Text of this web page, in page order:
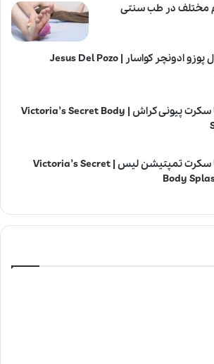
مختلف در طب سنتی
عطر ادکلن جسوس دل پوزو ادونچر کواسار | Jesus Del Pozo
بادی اسپلش ویکتوریا سکرت پیونی کراش | Victoria’s Secret Body
بادی اسپلش ویکتوریا سکرت تمپتیشن لیس | Victoria’s Secret
Body